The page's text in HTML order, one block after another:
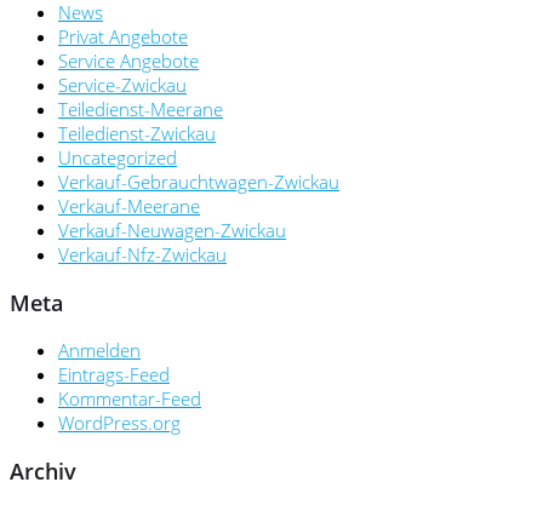
News
Privat Angebote
Service Angebote
Service-Zwickau
Teiledienst-Meerane
Teiledienst-Zwickau
Uncategorized
Verkauf-Gebrauchtwagen-Zwickau
Verkauf-Meerane
Verkauf-Neuwagen-Zwickau
Verkauf-Nfz-Zwickau
Meta
Anmelden
Eintrags-Feed
Kommentar-Feed
WordPress.org
Archiv